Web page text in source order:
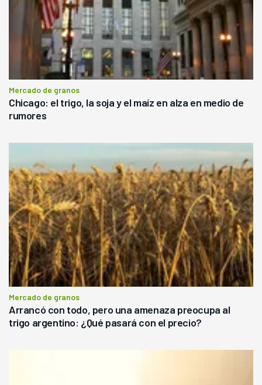
Mercado de granos
Chicago: el trigo, la soja y el maíz en alza en medio de
rumores
Mercado de granos
Arrancó con todo, pero una amenaza preocupa al
trigo argentino: ¿Qué pasará con el precio?